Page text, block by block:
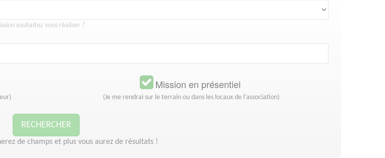
souhaitez vous réaliser ?
Mission en présentiel
(Je me rendrai sur le terrain ou dans les locaux de l'association)
RECHERCHER
de champs et plus vous aurez de résultats !